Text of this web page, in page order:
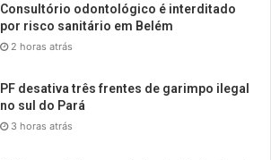
Consultório odontológico é interditado
por risco sanitário em Belém
2 horas atrás
PF desativa três frentes de garimpo ilegal
no sul do Pará
3 horas atrás